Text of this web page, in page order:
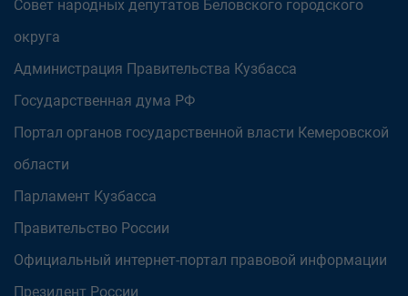
Совет народных депутатов Беловского городского
округа
Администрация Правительства Кузбасса
Государственная дума РФ
Портал органов государственной власти Кемеровской
области
Парламент Кузбасса
Правительство России
Официальный интернет-портал правовой информации
Президент России